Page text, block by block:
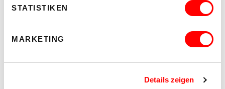
STATISTIKEN
MARKETING
Details zeigen
Di 11.8.2026